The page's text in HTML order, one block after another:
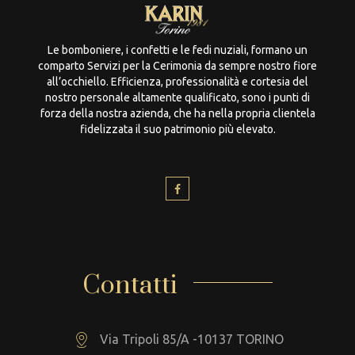
Le bomboniere, i confetti e le fedi nuziali, formano un
comparto Servizi per la Cerimonia da sempre nostro fiore
all’occhiello. Efficienza, professionalità e cortesia del
nostro personale altamente qualificato, sono i punti di
forza della nostra azienda, che ha nella propria clientela
fidelizzata il suo patrimonio più elevato.
Contatti
Via Tripoli 85/A -10137 TORINO